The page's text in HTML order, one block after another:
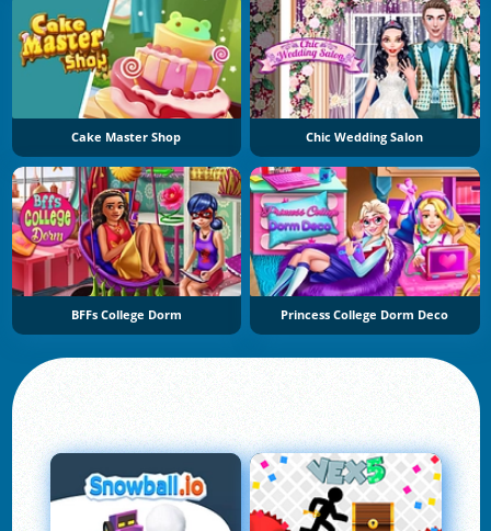
Cake Master Shop Chic Wedding Salon
BFFs College Dorm Princess College Dorm Deco